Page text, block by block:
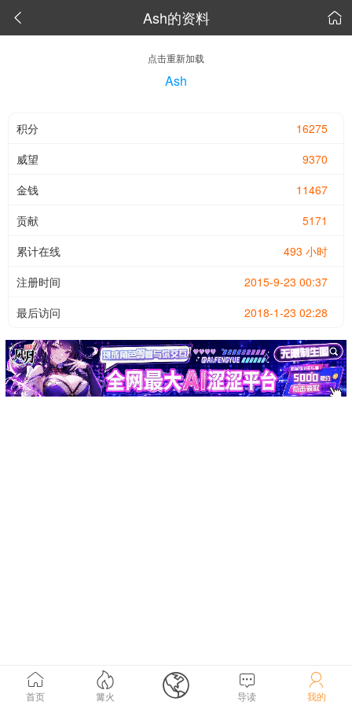
 Ash的资料 
点击重新加载
Ash
16275
积分
9370
威望
11467
金钱
5171
贡献
493 小时
累计在线
2015-9-23 00:37
注册时间
2018-1-23 02:28
最后访问

首页

篝火  
导读

我的